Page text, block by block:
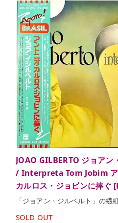
JOAO GILBERTO ジョアン
/ Interpreta Tom Jobim ア
カルロス・ジョビンに捧ぐ
「ジョアン・ジルベルト」の繊
SOLD OUT